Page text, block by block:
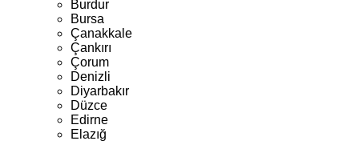
Burdur
Bursa
Çanakkale
Çankırı
Çorum
Denizli
Diyarbakır
Düzce
Edirne
Elazığ